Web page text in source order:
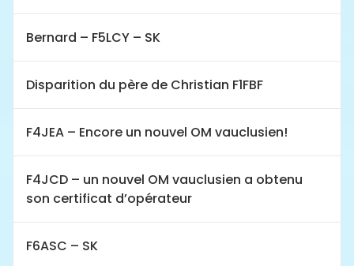
Bernard – F5LCY – SK
Disparition du père de Christian F1FBF
F4JEA – Encore un nouvel OM vauclusien!
F4JCD – un nouvel OM vauclusien a obtenu
son certificat d’opérateur
F6ASC – SK